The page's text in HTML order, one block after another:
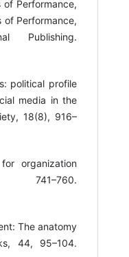
Performance,
of Performance,
Publishing.
political profile
media in the
18(8), 916–
organization
The anatomy
44, 95–104.